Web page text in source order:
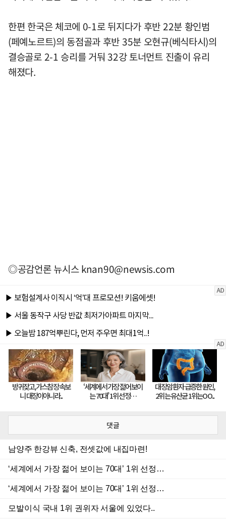
한편 한국은 체코에 0-1로 뒤지다가 후반 22분 황인범
(페예노르트)의 동점골과 후반 35분 오현규(베식타시)의
결승골로 2-1 승리를 거둬 32강 토너먼트 진출이 유리
해졌다.
◎공감언론 뉴시스knan90@newsis.com
댓글